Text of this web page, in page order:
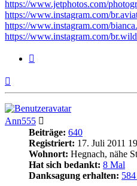
https://www.jetphotos.com/
https://www.instagram.com/
https://www.instagram.com/
https://www.instagram.com/
Ann555
Beiträge: 640
Registriert: 17. Juli 2011
Wohnort: Hegnach, nähe
Hat sich bedankt: 8 Mal
Danksagung erhalten: